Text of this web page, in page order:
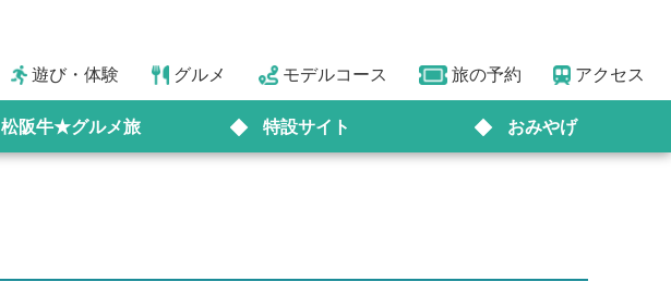
遊び・体験 グルメ モデルコース 旅の予約 アクセス
松阪牛★グルメ旅 特設サイト おみやげ